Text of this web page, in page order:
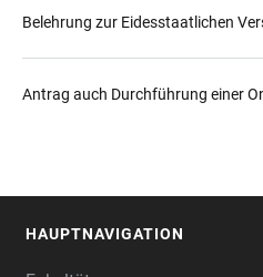
Belehrung zur Eidesstaatlichen
Antrag auch Durchführung einer
HAUPTNAVIGATION